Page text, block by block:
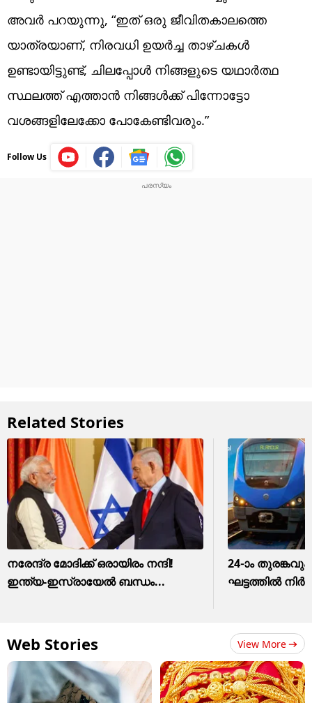
അവർ പറയുന്നു, “ഇത് ഒരു ജീവിതകാലത്തെ
യാത്രയാണ്, നിരവധി ഉയർച്ച താഴ്ചകൾ
ഉണ്ടായിട്ടുണ്ട്, ചിലപ്പോൾ നിങ്ങളുടെ യഥാർത്ഥ
സ്ഥലത്ത് എത്താൻ നിങ്ങൾക്ക് പിന്നോട്ടോ
വശങ്ങളിലേക്കോ പോകേണ്ടിവരും.”
Follow Us
Related Stories
നരേന്ദ്ര മോദിക്ക് ഒരായിരം നന്ദി!
ഇന്ത്യ-ഇസ്രായേല്‍ ബന്ധം...
24-ാം
ഘട്ടത്തിൽ
Web Stories View More